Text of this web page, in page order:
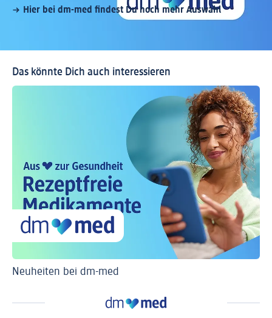
Hier bei dm-med findest Du noch mehr Auswahl
Das könnte Dich auch interessieren
Neuheiten bei dm-med